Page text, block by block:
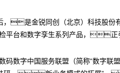
，是金锐同创（北京）科技股
检平台和数字孪生系列产品，
码数字中国服务联盟（简称“数字